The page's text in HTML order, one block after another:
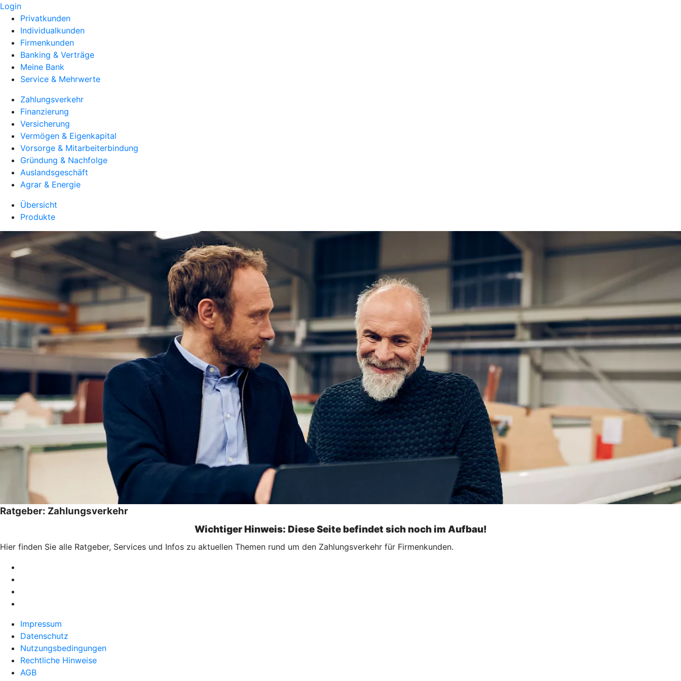
Login
Privatkunden
Individualkunden
Firmenkunden
Banking & Verträge
Meine Bank
Service & Mehrwerte
Zahlungsverkehr
Finanzierung
Versicherung
Vermögen & Eigenkapital
Vorsorge & Mitarbeiterbindung
Gründung & Nachfolge
Auslandsgeschäft
Agrar & Energie
Übersicht
Produkte
Ratgeber: Zahlungsverkehr
Wichtiger Hinweis: Diese Seite befindet sich noch im Aufbau!
Hier finden Sie alle Ratgeber, Services und Infos zu aktuellen Themen rund um den Zahlungsverkehr für Firmenkunden.
Impressum
Datenschutz
Nutzungsbedingungen
Rechtliche Hinweise
AGB